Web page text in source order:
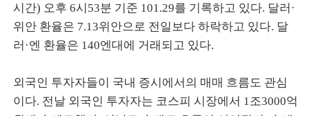
시간) 오후 6시53분 기준 101.29를 기록하고 있다. 달러·
위안 환율은 7.13위안으로 전일보다 하락하고 있다. 달
러·엔 환율은 140엔대에 거래되고 있다.
외국인 투자자들이 국내 증시에서의 매매 흐름도 관심
이다. 전날 외국인 투자자는 코스피 시장에서 1조3000억